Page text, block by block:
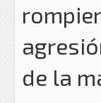
de la